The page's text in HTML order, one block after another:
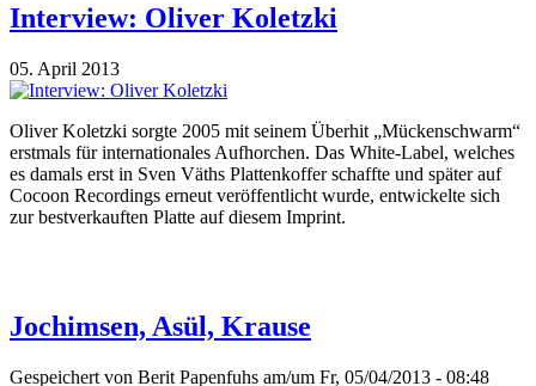
Interview: Oliver Koletzki
05. April 2013
Oliver Koletzki sorgte 2005 mit seinem Überhit „Mückenschwarm“
erstmals für internationales Aufhorchen. Das White-Label, welches
es damals erst in Sven Väths Plattenkoffer schaffte und später auf
Cocoon Recordings erneut veröffentlicht wurde, entwickelte sich
zur bestverkauften Platte auf diesem Imprint.
Jochimsen, Asül, Krause
Gespeichert von Berit Papenfuhs am/um Fr, 05/04/2013 - 08:48